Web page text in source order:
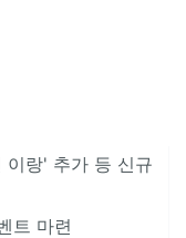
이랑' 추가 등 신규
트 마련